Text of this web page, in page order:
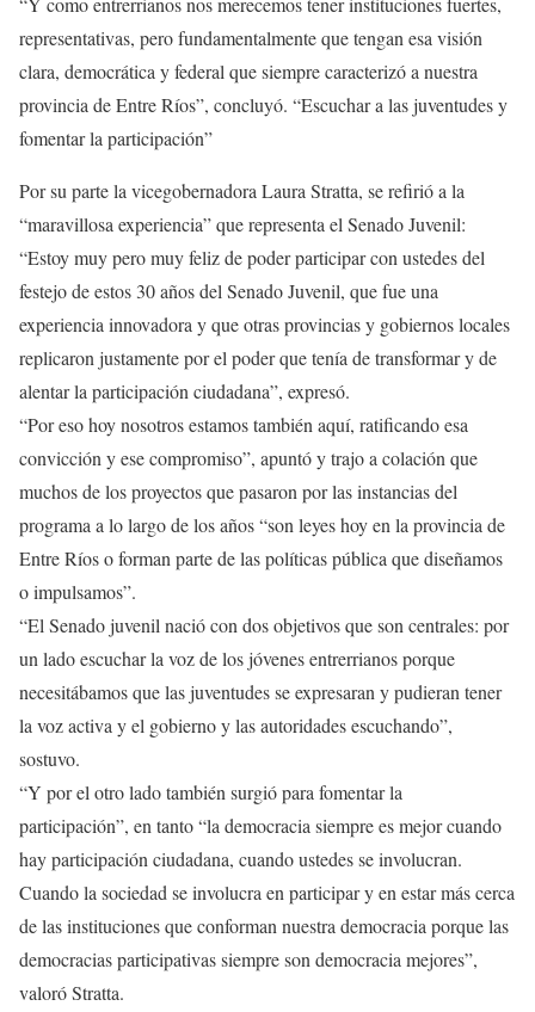
representativas, pero fundamentalmente que tengan esa visión
clara, democrática y federal que siempre caracterizó a nuestra
provincia de Entre Ríos”, concluyó. “Escuchar a las juventudes y
fomentar la participación”
Por su parte la vicegobernadora Laura Stratta, se refirió a la
“maravillosa experiencia” que representa el Senado Juvenil:
“Estoy muy pero muy feliz de poder participar con ustedes del
festejo de estos 30 años del Senado Juvenil, que fue una
experiencia innovadora y que otras provincias y gobiernos locales
replicaron justamente por el poder que tenía de transformar y de
alentar la participación ciudadana”, expresó.
“Por eso hoy nosotros estamos también aquí, ratificando esa
convicción y ese compromiso”, apuntó y trajo a colación que
muchos de los proyectos que pasaron por las instancias del
programa a lo largo de los años “son leyes hoy en la provincia de
Entre Ríos o forman parte de las políticas pública que diseñamos
o impulsamos”.
“El Senado juvenil nació con dos objetivos que son centrales: por
un lado escuchar la voz de los jóvenes entrerrianos porque
necesitábamos que las juventudes se expresaran y pudieran tener
la voz activa y el gobierno y las autoridades escuchando”,
sostuvo.
“Y por el otro lado también surgió para fomentar la
participación”, en tanto “la democracia siempre es mejor cuando
hay participación ciudadana, cuando ustedes se involucran.
Cuando la sociedad se involucra en participar y en estar más cerca
de las instituciones que conforman nuestra democracia porque las
democracias participativas siempre son democracia mejores”,
valoró Stratta.